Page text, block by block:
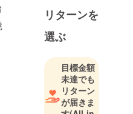
界を歌い表
現するアイ
ドルグルー
プ。ドキド
キさせる多
彩な楽曲と
ストーリー
性の高い舞
リターンを
選ぶ
目標金額
未達でも
リターン
が届きま